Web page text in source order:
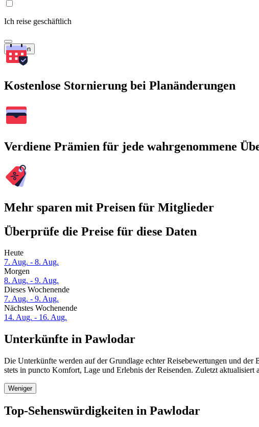
Ich reise geschäftlich
Suchen
Kostenlose Stornierung bei Planänderungen
Verdiene Prämien für jede wahrgenommene
Mehr sparen mit Preisen für Mitglieder
Überprüfe die Preise für diese Daten
Heute
7. Aug. - 8. Aug.
Morgen
8. Aug. - 9. Aug.
Dieses Wochenende
7. Aug. - 9. Aug.
Nächstes Wochenende
14. Aug. - 16. Aug.
Unterkünfte in Pawlodar
Die Unterkünfte werden auf der Grundlage echter Reisebewertungen und
stets in puncto Komfort, Lage und Erlebnis der Reisenden. Zuletzt aktualisiert
Weniger
Top-Sehenswürdigkeiten in Pawlodar